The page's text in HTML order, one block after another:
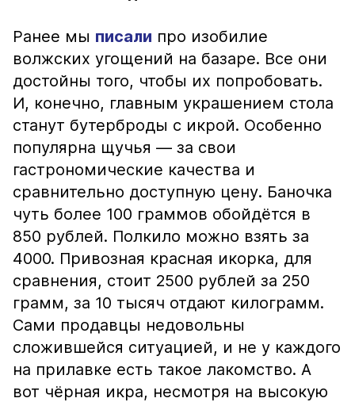
Ранее мы писали про изобилие
волжских угощений на базаре. Все они
достойны того, чтобы их попробовать.
И, конечно, главным украшением стола
станут бутерброды с икрой. Особенно
популярна щучья — за свои
гастрономические качества и
сравнительно доступную цену. Баночка
чуть более 100 граммов обойдётся в
850 рублей. Полкило можно взять за
4000. Привозная красная икорка, для
сравнения, стоит 2500 рублей за 250
грамм, за 10 тысяч отдают килограмм.
Сами продавцы недовольны
сложившейся ситуацией, и не у каждого
на прилавке есть такое лакомство. А
вот чёрная икра, несмотря на высокую